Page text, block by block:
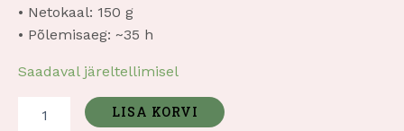
• Netokaal: 150 g
• Põlemisaeg: ~35 h
Saadaval järeltellimisel
LISA KORVI